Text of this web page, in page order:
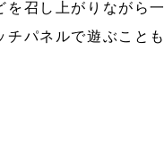
を召し上がりながら一
パネルで遊ぶことも